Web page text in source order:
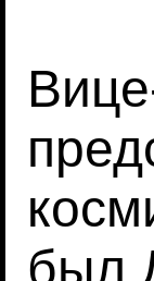
был